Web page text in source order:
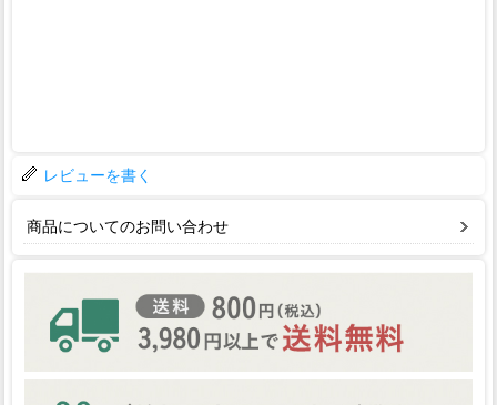
レビューを書く
商品についてのお問い合わせ